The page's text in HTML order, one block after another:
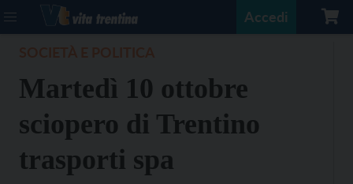
Accedi
Martedì 10 ottobre
sciopero di Trentino
trasporti spa